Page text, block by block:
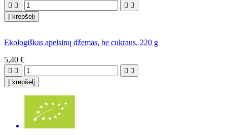
   
Į krepšelį
Ekologiškas apelsinų džemas, be cukraus, 220 g
5,40 €
   
Į krepšelį